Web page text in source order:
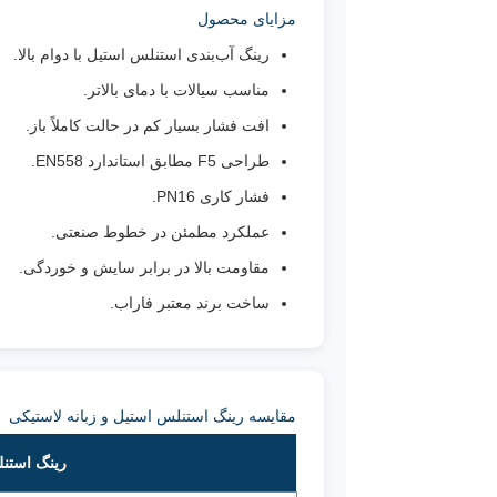
مزایای محصول
رینگ آب‌بندی استنلس استیل با دوام بالا.
مناسب سیالات با دمای بالاتر.
افت فشار بسیار کم در حالت کاملاً باز.
طراحی F5 مطابق استاندارد EN558.
فشار کاری PN16.
عملکرد مطمئن در خطوط صنعتی.
مقاومت بالا در برابر سایش و خوردگی.
ساخت برند معتبر فاراب.
مقایسه رینگ استنلس استیل و زبانه لاستیکی
رینگ